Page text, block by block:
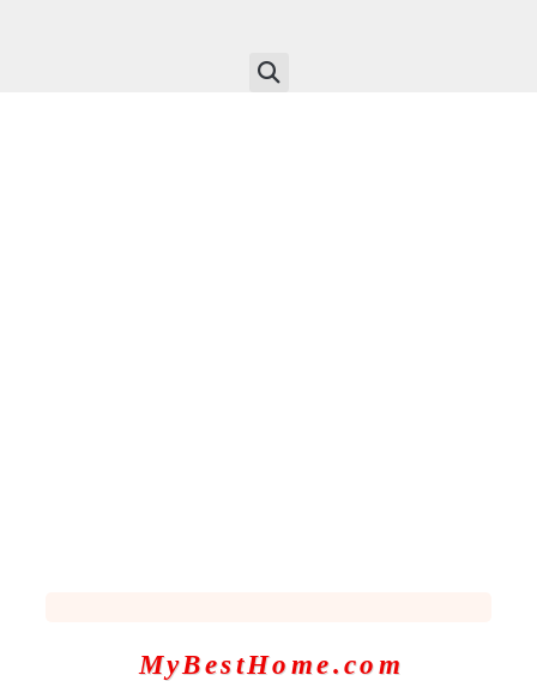
MyBestHome.com